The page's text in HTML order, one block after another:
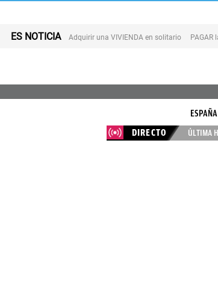
ES NOTICIA Adquirir una VIVIENDA en solitario PAGAR
ESPAÑA
DIRECTO
ÚLTIMA